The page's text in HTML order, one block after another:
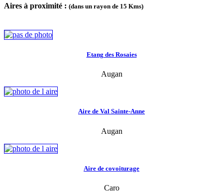
Aires à proximité : (dans un rayon de 15 Kms)
Etang des Rosaies
Augan
Aire de Val Sainte-Anne
Augan
Aire de covoiturage
Caro